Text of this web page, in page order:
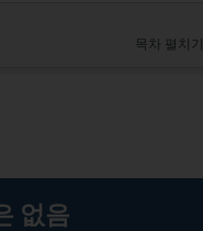
목차 펼치기
없음